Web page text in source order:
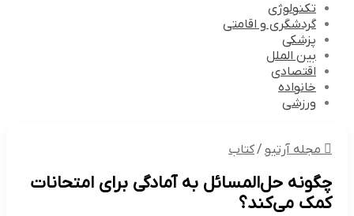
تکنولوژی
گردشگری و اقامتی
پزشکی
بین الملل
اقتصادی
خانواده
ورزشی
مجله آرتیو /کتاب
چگونه حل‌المسائل به آمادگی برای امتحانات
کمک می‌کند؟